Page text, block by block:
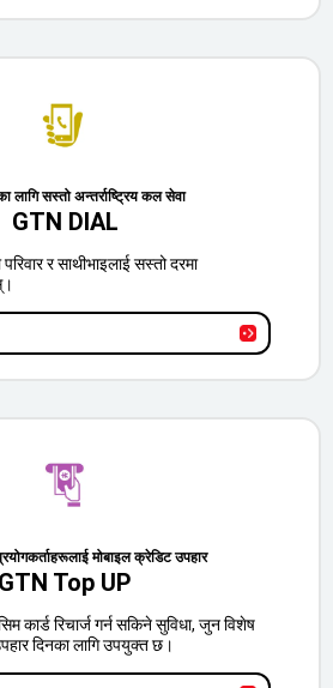
लागि सस्तो अन्तर्राष्ट्रिय कल सेवा
GTN DIAL
र साथीभाइलाई सस्तो दरमा
मोबाइल क्रेडिट उपहार
GTN Top UP
कार्ड रिचार्ज गर्न सकिने सुविधा, जुन विशेष
दिनका लागि उपयुक्त छ।